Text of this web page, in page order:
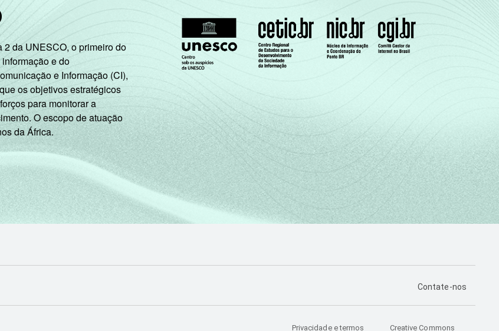
2 da UNESCO, o primeiro do
e do
e Informação (CI),
os objetivos estratégicos
para monitorar a
O escopo de atuação
da África.
NOVA ABA)
EM NOVA ABA)
(ABRE EM NOVA ABA)
(ABRE EM NOVA ABA)
NIC.BR (ABRE EM NOVA ABA)
NIC.BR (ABRE EM NOVA ABA)
DO NIC.BR (ABRE EM NOVA ABA)
DO NIC.BR (ABRE EM NOVA ABA) PÁGINA DE
Contate-nos
Privacidade e termos Creative Commons